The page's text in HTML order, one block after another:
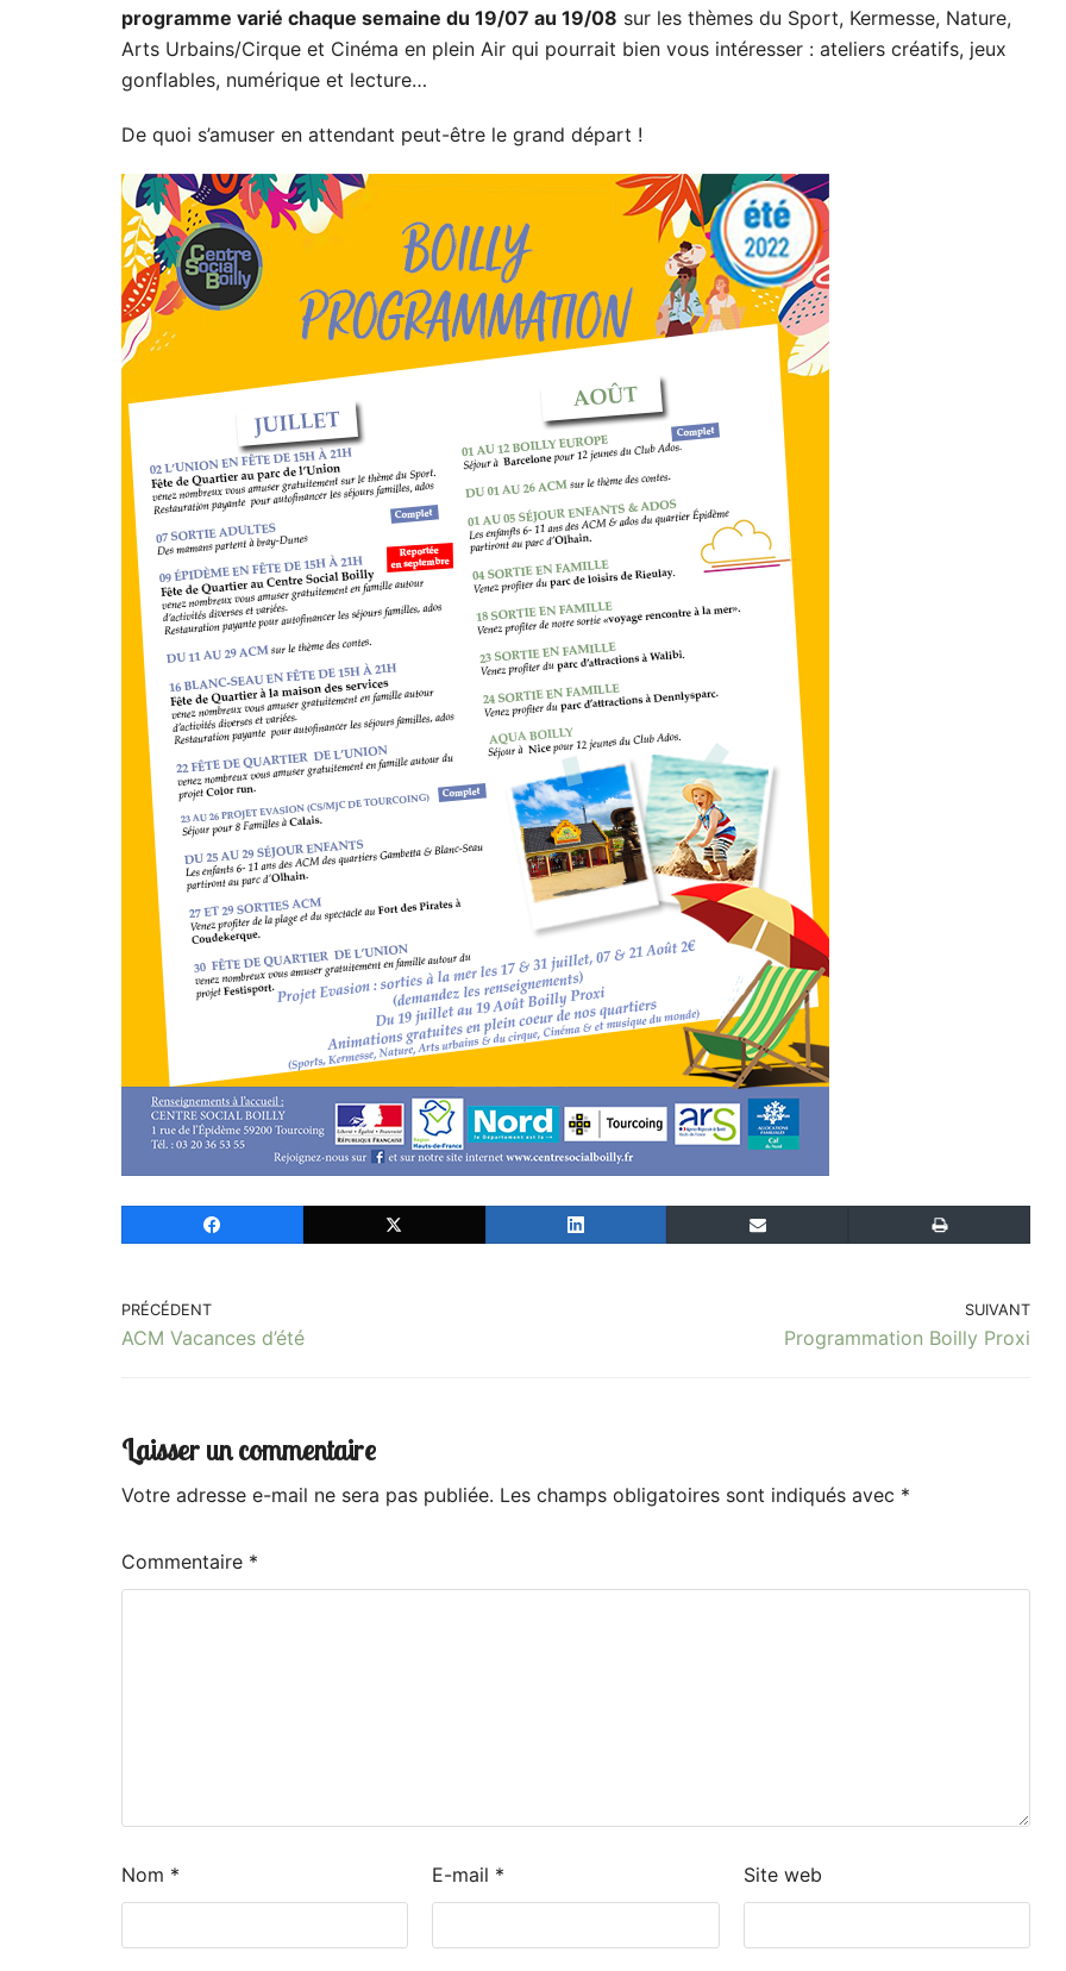
programme varié chaque semaine du 19/07 au 19/08 sur les thèmes du Sport, Kermesse, Nature,
Arts Urbains/Cirque et Cinéma en plein Air qui pourrait bien vous intéresser : ateliers créatifs, jeux
gonflables, numérique et lecture…
De quoi s’amuser en attendant peut-être le grand départ !
PRÉCÉDENT
ACM Vacances d’été
SUIVANT
Programmation Boilly Proxi
Laisser un commentaire
Votre adresse e-mail ne sera pas publiée. Les champs obligatoires sont indiqués avec *
Commentaire *
Nom * E-mail * Site web